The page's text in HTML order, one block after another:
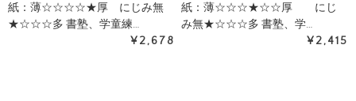
紙：薄☆☆☆☆★厚 にじみ無
★☆☆☆多 書塾、学童練…
¥2,678
紙：薄☆☆☆★☆☆厚 にじ
み無★☆☆☆多 書塾、学…
¥2,415